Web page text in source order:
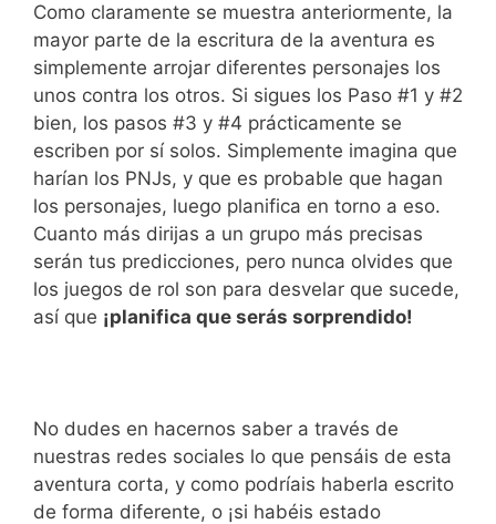
Como claramente se muestra anteriormente, la
mayor parte de la escritura de la aventura es
simplemente arrojar diferentes personajes los
unos contra los otros. Si sigues los Paso #1 y #2
bien, los pasos #3 y #4 prácticamente se
escriben por sí solos. Simplemente imagina que
harían los PNJs, y que es probable que hagan
los personajes, luego planifica en torno a eso.
Cuanto más dirijas a un grupo más precisas
serán tus predicciones, pero nunca olvides que
los juegos de rol son para desvelar que sucede,
así que ¡planifica que serás sorprendido!
No dudes en hacernos saber a través de
nuestras redes sociales lo que pensáis de esta
aventura corta, y como podríais haberla escrito
de forma diferente, o ¡si habéis estado